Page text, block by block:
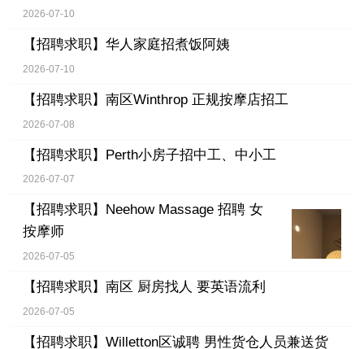
2026-07-10
【招聘求职】 华人家庭招煮饭阿姨
2026-07-10
【招聘求职】 南区Winthrop 正规按摩店招工
2026-07-08
【招聘求职】 Perth小房子招中工、中小工
2026-07-07
【招聘求职】
Neehow Massage 招聘 女
按摩师
2026-07-05
【招聘求职】 南区 厨房找人 要英语流利
2026-07-05
【招聘求职】 Willetton区诚聘 男性货仓人员兼送货